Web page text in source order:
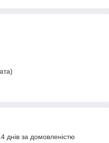
днів за домовленістю